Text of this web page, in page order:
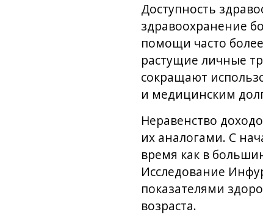
Доступность
здравоохранение
помощи часто
растущие личные
сокращают
и медицинским
Неравенство
их аналогами. С
время как в
Исследование
показателями
возраста.